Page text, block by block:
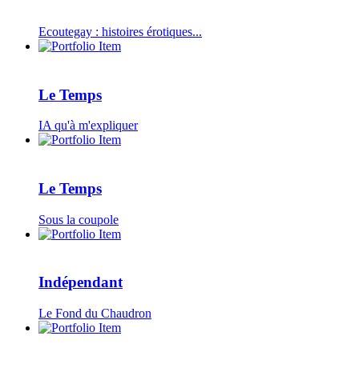
Ecoutegay : histoires érotiques...
Le Temps
IA qu'à m'expliquer
Le Temps
Sous la coupole
Indépendant
Le Fond du Chaudron